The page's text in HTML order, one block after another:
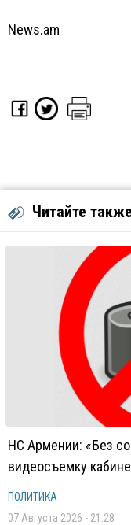
News.am
Читайте также
НС Армении: «Без
видеосъемку
ПОЛИТИКА
07 Августа 2026 - 21:28